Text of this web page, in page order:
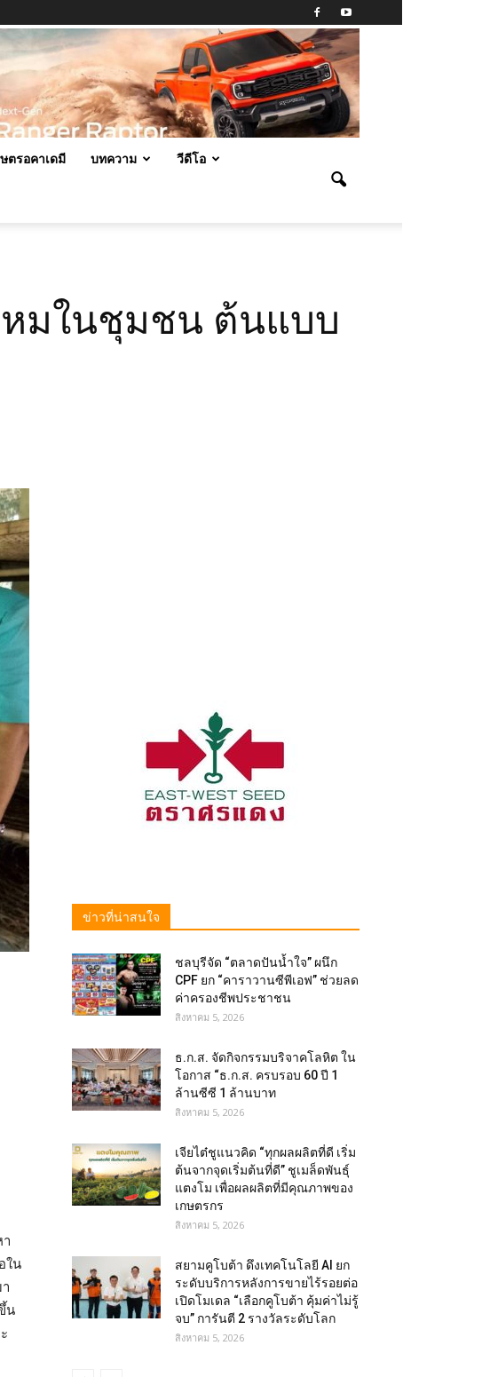
ษตรอคาเดมี บทความ วีดีโอ
หมในชุมชน ต้นแบบ
ใน
น
ข่าวที่น่าสนใจ
ชลบุรีจัด “ตลาดปันน้ำใจ” ผนึก
CPF ยก “คาราวานซีพีเอฟ” ช่วยลด
ค่าครองชีพประชาชน
สิงหาคม 5, 2026
ธ.ก.ส. จัดกิจกรรมบริจาคโลหิต ใน
โอกาส “ธ.ก.ส. ครบรอบ 60 ปี 1
ล้านซีซี 1 ล้านบาท
สิงหาคม 5, 2026
เจียไต๋ชูแนวคิด “ทุกผลผลิตที่ดี เริ่ม
ต้นจากจุดเริ่มต้นที่ดี” ชูเมล็ดพันธุ์
แตงโม เพื่อผลผลิตที่มีคุณภาพของ
เกษตรกร
สิงหาคม 5, 2026
สยามคูโบต้า ดึงเทคโนโลยี AI ยก
ระดับบริการหลังการขายไร้รอยต่อ
เปิดโมเดล “เลือกคูโบต้า คุ้มค่าไม่รู้
จบ” การันตี 2 รางวัลระดับโลก
สิงหาคม 5, 2026